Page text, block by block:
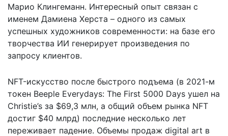
Марио Клингеманн. Интересный опыт связан с
именем Дамиена Херста – одного из самых
успешных художников современности: на базе его
творчества ИИ генерирует произведения по
запросу клиентов.
NFT-искусство после быстрого подъема (в 2021-м
токен Beeple Everydays: The First 5000 Days ушел на
Christie’s за $69,3 млн, а общий объем рынка NFT
достиг $40 млрд) последние несколько лет
переживает падение. Объемы продаж digital art в